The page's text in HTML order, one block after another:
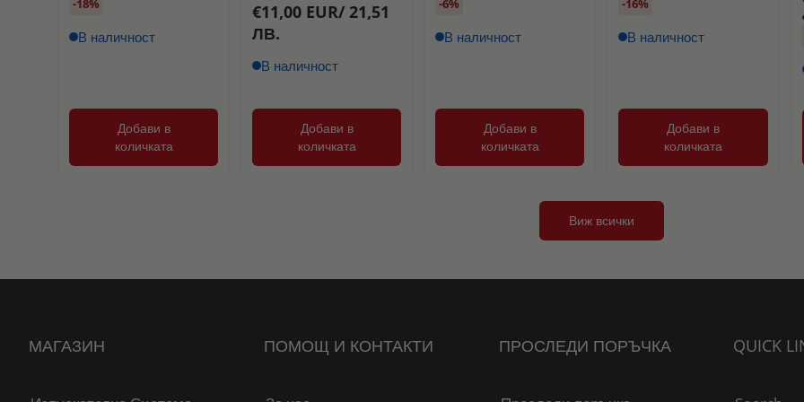
-18%
В наличност
Добави в
количката
€11,00 EUR/ 21,51
ЛВ.
В наличност
Добави в
количката
-6%
В наличност
Добави в
количката
-16%
В наличност
Добави в
количката
Виж всички
МАГАЗИН ПОМОЩ И КОНТАКТИ ПРОСЛЕДИ ПОРЪЧКА QUICK